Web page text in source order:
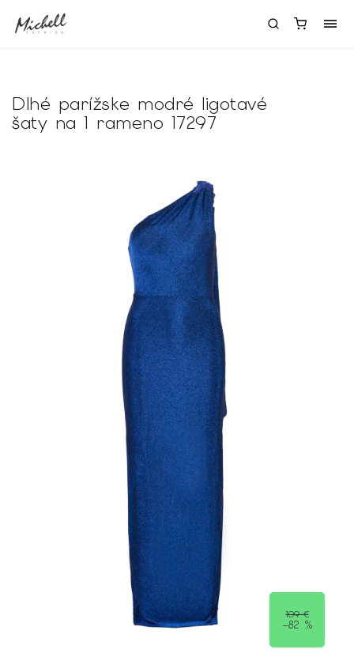
Dlhé parížske modré ligotavé
šaty na 1 rameno 17297
109 €
–82 %